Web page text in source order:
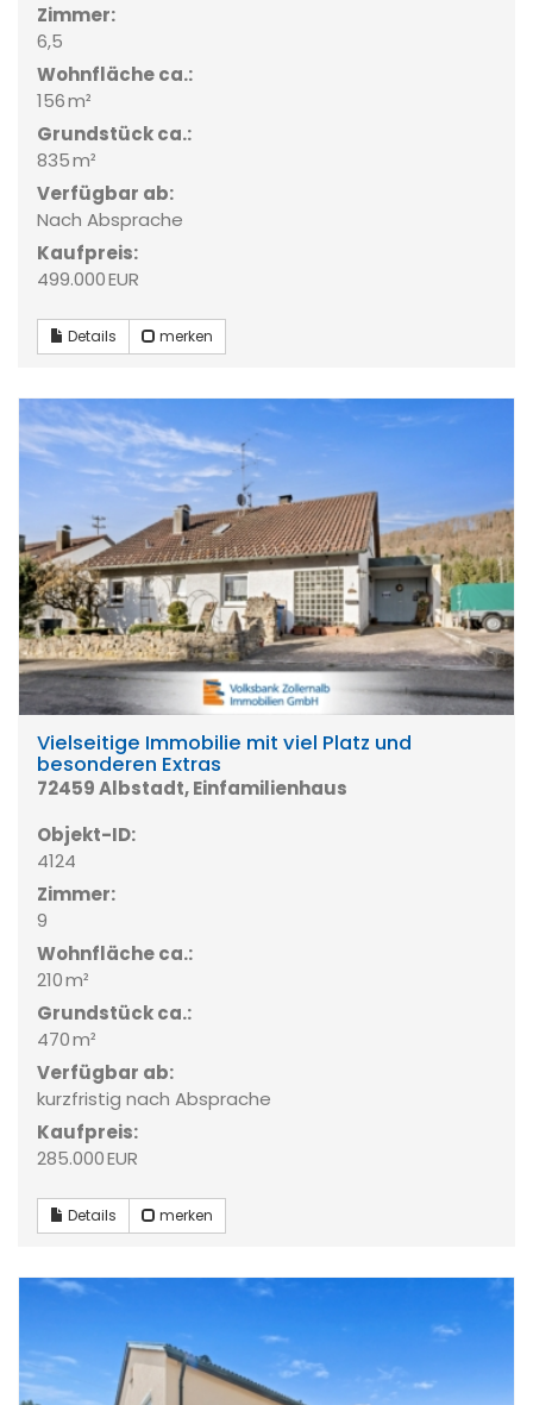
Zimmer:
6,5
Wohnfläche ca.:
156 m²
Grund­stück ca.:
835 m²
Verfügbar ab:
Nach Absprache
Kaufpreis:
499.000 EUR
Details merken
Vielseitige Immobilie mit viel Platz und
besonderen Extras
72459 Albstadt, Einfamilienhaus
Objekt-ID:
4124
Zimmer:
9
Wohnfläche ca.:
210 m²
Grund­stück ca.:
470 m²
Verfügbar ab:
kurzfristig nach Absprache
Kaufpreis:
285.000 EUR
Details merken